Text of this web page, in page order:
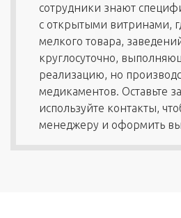
сотрудники знают
с открытыми витринами,
мелкого товара,
круглосуточно,
реализацию, но
медикаментов. Оставьте
используйте контакты,
менеджеру и оформить